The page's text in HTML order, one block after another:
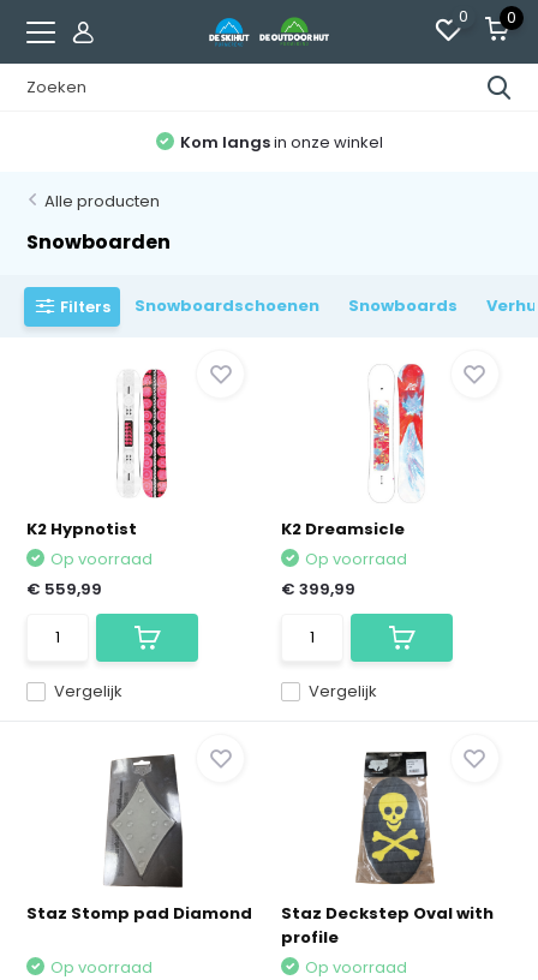
0 0
Advies op maatvan experts
Alle producten
Snowboarden
Filters Snowboardschoenen Snowboards
K2 Hypnotist
Vergelijk
Op voorraad
€ 559,99
K2 Dreamsicle
Vergelijk
Op voorraad
€ 399,99
Staz Stomp pad Diamond
Op voorraad
Staz Deckstep Oval with
profile
Op voorraad